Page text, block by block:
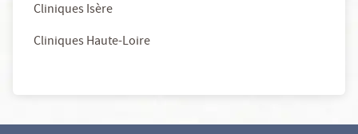
Cliniques Isère
Cliniques Haute-Loire